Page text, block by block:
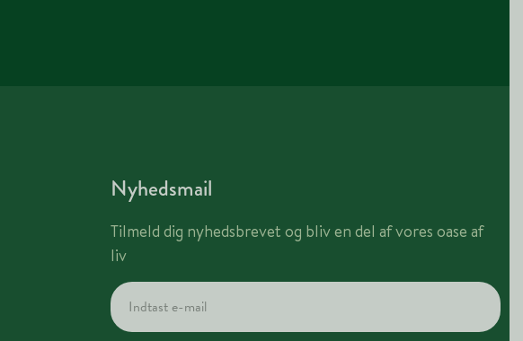
Nyhedsmail
Tilmeld dig nyhedsbrevet og bliv en del af vores oase af
liv